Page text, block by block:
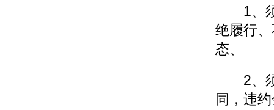
1、须
绝履行
态、
2、须
同，违